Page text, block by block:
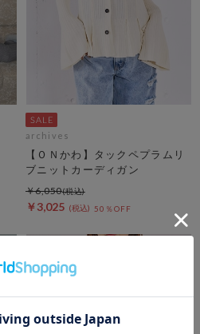
archives
【ＯＮかわ】タックペプラムリ
ブニットカーディガン
￥3,025 50％OFF
￥6,050